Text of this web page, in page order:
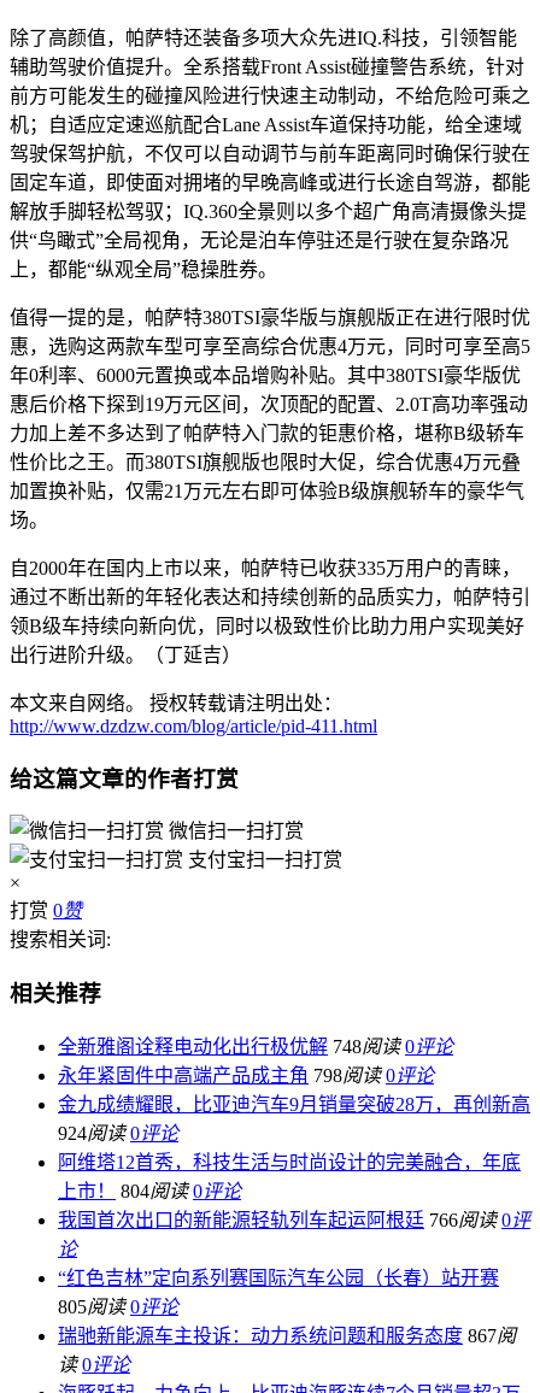
除了高颜值，帕萨特还装备多项大众先进IQ.科技，引领智能
辅助驾驶价值提升。全系搭载Front Assist碰撞警告系统，针对
前方可能发生的碰撞风险进行快速主动制动，不给危险可乘之
机；自适应定速巡航配合Lane Assist车道保持功能，给全速域
驾驶保驾护航，不仅可以自动调节与前车距离同时确保行驶在
固定车道，即使面对拥堵的早晚高峰或进行长途自驾游，都能
解放手脚轻松驾驭；IQ.360全景则以多个超广角高清摄像头提
供“鸟瞰式”全局视角，无论是泊车停驻还是行驶在复杂路况
上，都能“纵观全局”稳操胜券。
值得一提的是，帕萨特380TSI豪华版与旗舰版正在进行限时优
惠，选购这两款车型可享至高综合优惠4万元，同时可享至高5
年0利率、6000元置换或本品增购补贴。其中380TSI豪华版优
惠后价格下探到19万元区间，次顶配的配置、2.0T高功率强动
力加上差不多达到了帕萨特入门款的钜惠价格，堪称B级轿车
性价比之王。而380TSI旗舰版也限时大促，综合优惠4万元叠
加置换补贴，仅需21万元左右即可体验B级旗舰轿车的豪华气
场。
自2000年在国内上市以来，帕萨特已收获335万用户的青睐，
通过不断出新的年轻化表达和持续创新的品质实力，帕萨特引
领B级车持续向新向优，同时以极致性价比助力用户实现美好
出行进阶升级。（丁延吉）
本文来自网络。 授权转载请注明出处：
http://www.dzdzw.com/blog/article/pid-411.html
给这篇文章的作者打赏
微信扫一扫打赏
支付宝扫一扫打赏
×
打赏 0赞
搜索相关词:
相关推荐
全新雅阁诠释电动化出行极优解 748阅读 0评论
永年紧固件中高端产品成主角 798阅读 0评论
金九成绩耀眼，比亚迪汽车9月销量突破28万，再创新高
924阅读 0评论
阿维塔12首秀，科技生活与时尚设计的完美融合，年底
上市！
804阅读 0评论
我国首次出口的新能源轻轨列车起运阿根廷 766阅读 0评
论
“红色吉林”定向系列赛国际汽车公园（长春）站开赛
805阅读 0评论
瑞驰新能源车主投诉：动力系统问题和服务态度 867阅
读 0评论